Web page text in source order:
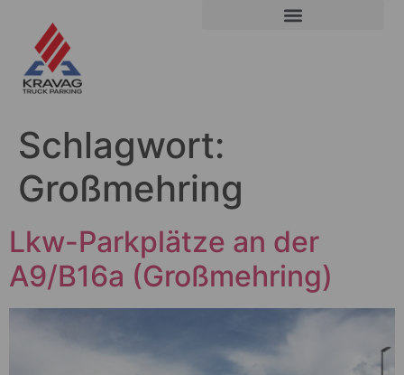
Schlagwort:
Großmehring
Lkw-Parkplätze an der
A9/B16a (Großmehring)